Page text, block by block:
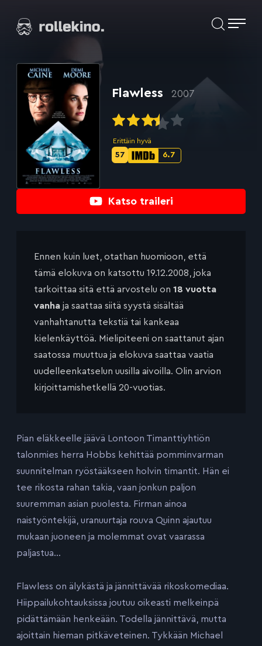
suoraan
Elokuvat ja elokuva-arviot | Rollekino.fi
jälkeen.
Katso traileri
Flawless 2007
Erittäin hyvä
IMDb-
6.7
Metascore-
57
Ennen kuin luet, otathan huomioon, että
tämä elokuva on katsottu 19.12.2008, joka
tarkoittaa sitä että arvostelu on 18 vuotta
vanha ja saattaa siitä syystä sisältää
vanhahtanutta tekstiä tai kankeaa
kielenkäyttöä. Mielipiteeni on saattanut ajan
saatossa muuttua ja elokuva saattaa vaatia
uudelleenkatselun uusilla aivoilla. Olin arvion
kirjoittamishetkellä 20-vuotias.
Pian eläkkeelle jäävä Lontoon Timanttiyhtiön
talonmies herra Hobbs kehittää pomminvarman
suunnitelman ryöstääkseen holvin timantit. Hän ei
tee rikosta rahan takia, vaan jonkun paljon
suuremman asian puolesta. Firman ainoa
naistyöntekijä, uranuurtaja rouva Quinn ajautuu
mukaan juoneen ja molemmat ovat vaarassa
paljastua…
Flawless on älykästä ja jännittävää rikoskomediaa.
Hiippailukohtauksissa joutuu oikeasti melkeinpä
pidättämään henkeään. Todella jännittävä, mutta
ajoittain hieman pitkäveteinen. Tykkään Michael